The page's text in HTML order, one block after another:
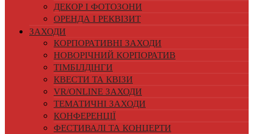
ДЕКОР І ФОТОЗОНИ
ОРЕНДА І РЕКВІЗИТ
ЗАХОДИ
КОРПОРАТИВНІ ЗАХОДИ
НОВОРІЧНИЙ КОРПОРАТИВ
ТІМБІЛДІНГИ
КВЕСТИ ТА КВІЗИ
VR/ONLINE ЗАХОДИ
ТЕМАТИЧНІ ЗАХОДИ
КОНФЕРЕНЦІЇ
ФЕСТИВАЛІ ТА КОНЦЕРТИ